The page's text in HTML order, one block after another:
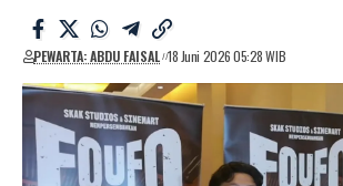
PEWARTA: ABDU FAISAL 18 Juni 2026 05:28 WIB